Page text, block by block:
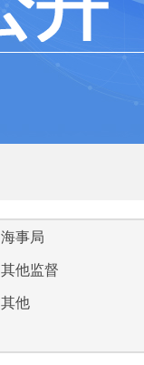
海事局
其他监督
其他